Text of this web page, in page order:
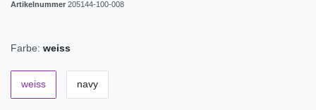
Artikelnummer 205144-100-008
Farbe: weiss
weiss navy